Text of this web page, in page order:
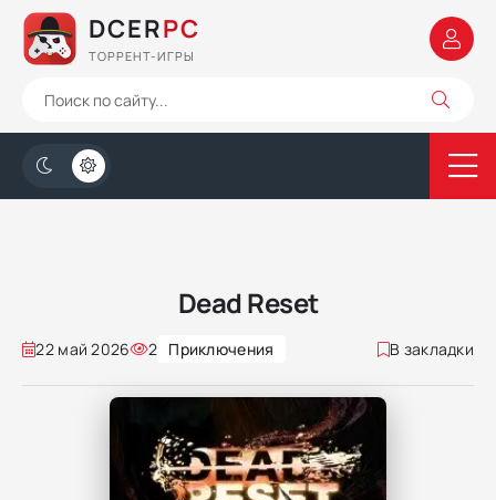
DCERPC
ТОРРЕНТ-ИГРЫ
Dead Reset
22 май 2026 2 Приключения В закладки